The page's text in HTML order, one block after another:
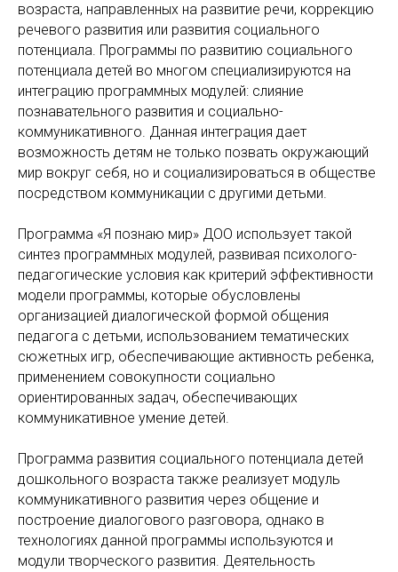
возраста, направленных на развитие речи, коррекцию
речевого развития или развития социального
потенциала. Программы по развитию социального
потенциала детей во многом специализируются на
интеграцию программных модулей: слияние
познавательного развития и социально-
коммуникативного. Данная интеграция дает
возможность детям не только позвать окружающий
мир вокруг себя, но и социализироваться в обществе
посредством коммуникации с другими детьми.
Программа «Я познаю мир» ДОО использует такой
синтез программных модулей, развивая психолого-
педагогические условия как критерий эффективности
модели программы, которые обусловлены
организацией диалогической формой общения
педагога с детьми, использованием тематических
сюжетных игр, обеспечивающие активность ребенка,
применением совокупности социально
ориентированных задач, обеспечивающих
коммуникативное умение детей.
Программа развития социального потенциала детей
дошкольного возраста также реализует модуль
коммуникативного развития через общение и
построение диалогового разговора, однако в
технологиях данной программы используются и
модули творческого развития. Деятельность